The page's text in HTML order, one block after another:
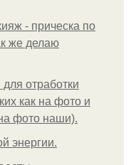
- прическа по
же делаю
отработки
как на фото и
фото наши).
энергии.